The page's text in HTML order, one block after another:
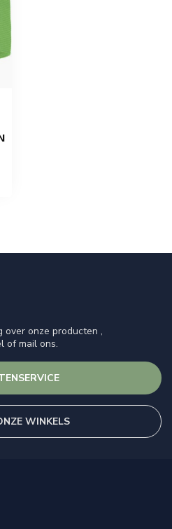
over onze producten ,
of mail ons.
WINKELS